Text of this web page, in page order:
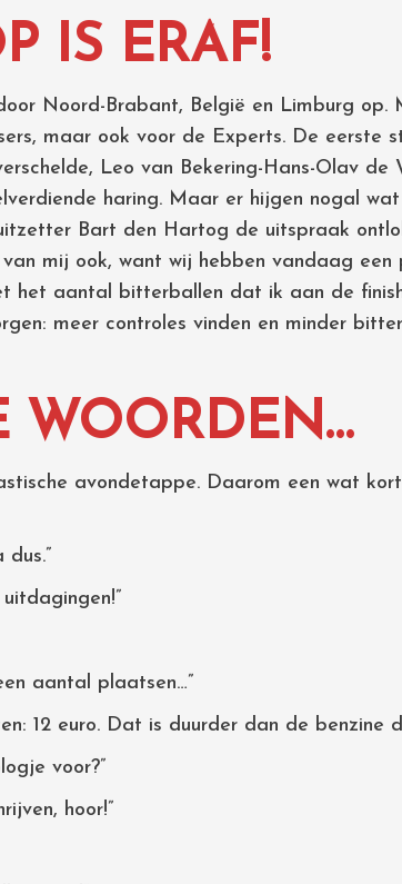
IS ERAF!
Noord-Brabant, België en Limburg op.
maar ook voor de Experts. De eerste
Leo van Bekering-Hans-Olav de
haring. Maar er hijgen nogal
Bart den Hartog de uitspraak
mij ook, want wij hebben vandaag
het aantal bitterballen dat ik aan de
meer controles vinden en minder
WOORDEN…
avondetappe. Daarom een wat
aantal plaatsen…”
12 euro. Dat is duurder dan de benzine
voor?”
hoor!”